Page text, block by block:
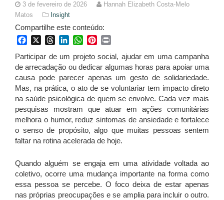
3 de fevereiro de 2026
Hannah Elizabeth Costa-Melo
Matos
Insight
Compartilhe este conteúdo:
FacebookThreadsLinkedInWhatsApp
Pinterest
Participar de um projeto social, ajudar em uma campanha
de arrecadação ou dedicar algumas horas para apoiar uma
causa pode parecer apenas um gesto de solidariedade.
Mas, na prática, o ato de se voluntariar tem impacto direto
na saúde psicológica de quem se envolve. Cada vez mais
pesquisas mostram que atuar em ações comunitárias
melhora o humor, reduz sintomas de ansiedade e fortalece
o senso de propósito, algo que muitas pessoas sentem
faltar na rotina acelerada de hoje.
Quando alguém se engaja em uma atividade voltada ao
coletivo, ocorre uma mudança importante na forma como
essa pessoa se percebe. O foco deixa de estar apenas
nas próprias preocupações e se amplia para incluir o outro.